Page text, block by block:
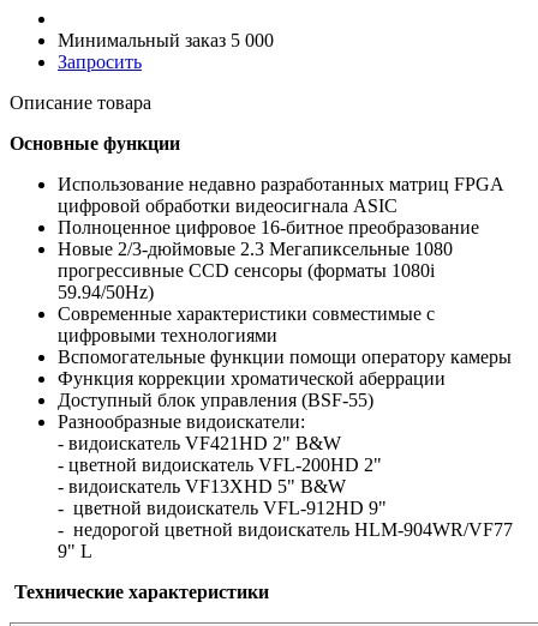
Минимальный заказ 5 000
Запросить
Описание товара
Основные функции
Использование недавно разработанных матриц FPGA
цифровой обработки видеосигнала ASIC
Полноценное цифровое 16-битное преобразование
Новые 2/3-дюймовые 2.3 Мегапиксельные 1080
прогрессивные CCD сенсоры (форматы 1080i
59.94/50Hz)
Современные характеристики совместимые с
цифровыми технологиями
Вспомогательные функции помощи оператору камеры
Функция коррекции хроматической аберрации
Доступный блок управления (BSF-55)
Разнообразные видоискатели:
- видоискатель VF421HD 2" B&W
- цветной видоискатель VFL-200HD 2"
- видоискатель VF13XHD 5" B&W
- цветной видоискатель VFL-912HD 9"
- недорогой цветной видоискатель HLM-904WR/VF77
9" L
Технические характеристики